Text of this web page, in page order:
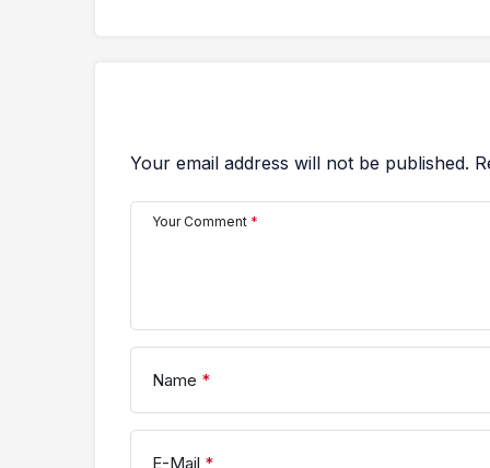
Your email address will not be published.
Your Comment *
Name *
E-Mail *